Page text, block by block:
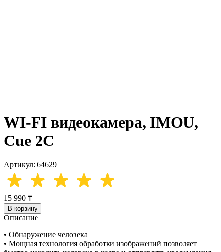
WI-FI видеокамера, IMOU,
Cue 2C
Артикул: 64629
15 990 ₸
В корзину
Описание
• Обнаружение человека
• Мощная технология обработки изображений позволяет